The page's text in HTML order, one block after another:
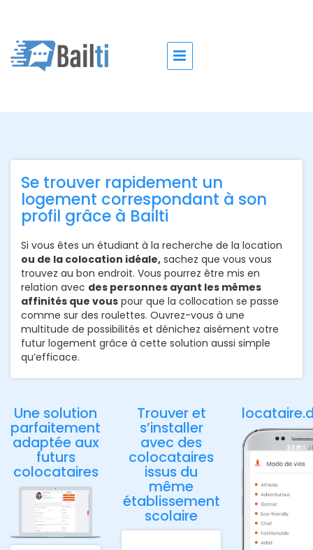
Se trouver rapidement un
logement correspondant à son
profil grâce à Bailti
Si vous êtes un étudiant à la recherche de la location
ou de la colocation idéale, sachez que vous vous
trouvez au bon endroit. Vous pourrez être mis en
relation avec des personnes ayant les mêmes
affinités que vous pour que la collocation se passe
comme sur des roulettes. Ouvrez-vous à une
multitude de possibilités et dénichez aisément votre
futur logement grâce à cette solution aussi simple
qu’efficace.
Une solution
parfaitement
adaptée aux
futurs
colocataires
Trouver et
s’installer
avec des
colocataires
issus du
même
établissement
scolaire